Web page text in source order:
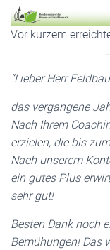
Vor kurzem
“Lieber Herr
das vergangene
Nach Ihrem
erzielen, die bis
Nach unserem
ein gutes Plus
sehr gut!
Besten Dank noch
Bemühungen! Das